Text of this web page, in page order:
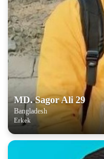
MD. Sagor Ali 29
Bangladesh
Erkek